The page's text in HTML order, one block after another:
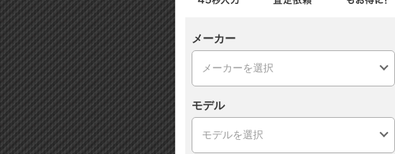
メーカー
モデル